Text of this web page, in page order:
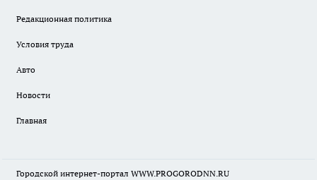
Редакционная политика
Условия труда
Авто
Новости
Главная
Городской интернет-портал WWW.PROGORODNN.RU